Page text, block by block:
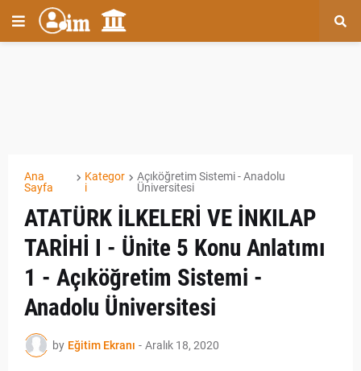
Ana
Sayfa
Kategor
i
Açıköğretim Sistemi - Anadolu
Üniversitesi
ATATÜRK İLKELERİ VE İNKILAP
TARİHİ I - Ünite 5 Konu Anlatımı
1 - Açıköğretim Sistemi -
Anadolu Üniversitesi
by Eğitim Ekranı - Aralık 18, 2020